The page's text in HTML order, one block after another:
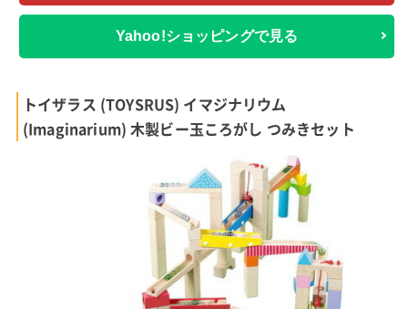
Yahoo!ショッピングで見る
トイザラス (TOYSRUS) イマジナリウム
(Imaginarium) 木製ビー玉ころがし つみきセット